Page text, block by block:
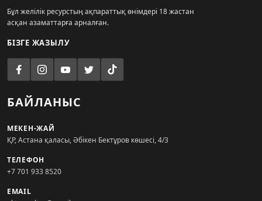
Бұл желілік ресурстың ақпараттық өнімдері 18 жастан
асқан азаматтарға арналған.
БІЗГЕ ЖАЗЫЛУ
БАЙЛАНЫС
МЕКЕН-ЖАЙ
ҚР, Астана қаласы, Әбікен Бектұров көшесі, 4/3
ТЕЛЕФОН
+7 701 933 8520
EMAIL